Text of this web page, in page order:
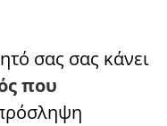
σας σας κάνει
που